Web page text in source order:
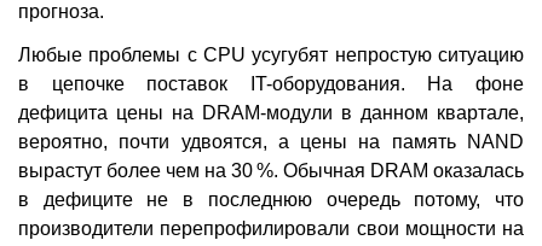
прогноза.
Любые проблемы с CPU усугубят непростую ситуацию
в цепочке поставок IT-оборудования. На фоне
дефицита цены на DRAM-модули в данном квартале,
вероятно, почти удвоятся, а цены на память NAND
вырастут более чем на 30 %. Обычная DRAM оказалась
в дефиците не в последнюю очередь потому, что
производители перепрофилировали свои мощности на